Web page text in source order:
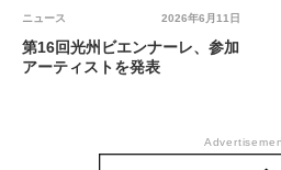
2026年6月11日
ニュース
第16回光州ビエンナーレ、参加
アーティストを発表